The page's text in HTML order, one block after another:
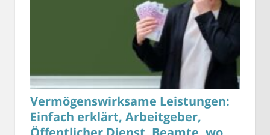
Vermögenswirksame Leistungen:
Einfach erklärt, Arbeitgeber,